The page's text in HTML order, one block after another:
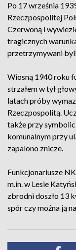
Po 17 września
Rzeczpospolitej
Czerwoną i
tragicznych
przetrzymywani
Wiosną 1940 roku
strzałem w tył
latach próby
Rzeczpospolitą.
także przy
komunalnym przy
zapalono znicze.
Funkcjonariusze
m.in. w Lesie
zbrodni doszło 13
spór czy można ją